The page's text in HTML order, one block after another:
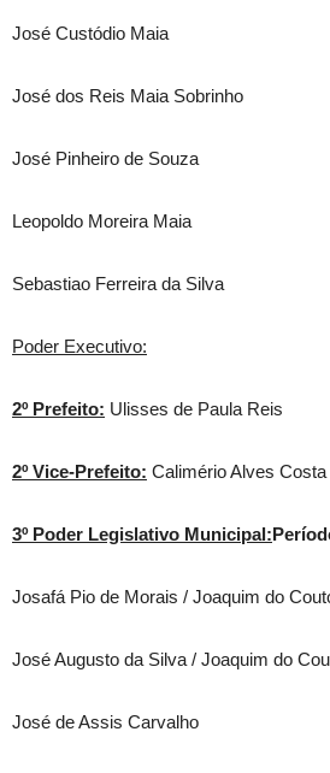
José Custódio Maia
José dos Reis Maia Sobrinho
José Pinheiro de Souza
Leopoldo Moreira Maia
Sebastiao Ferreira da Silva
Poder Executivo:
2º Prefeito: Ulisses de Paula Reis
2º Vice-Prefeito: Calimério Alves Costa
3º Poder Legislativo Municipal:
Josafá Pio de Morais / Joaquim do
José Augusto da Silva / Joaquim do
José de Assis Carvalho